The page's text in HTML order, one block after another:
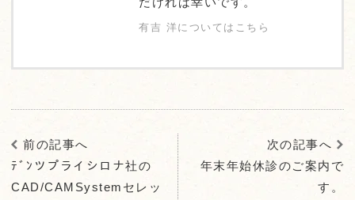
有吉 洋についてはこちら
前の記事へ
ﾃﾞﾝツプライシロナ社の
CAD/CAMSystemセレッ
次の記事へ
年末年始休診のご案内で
す。